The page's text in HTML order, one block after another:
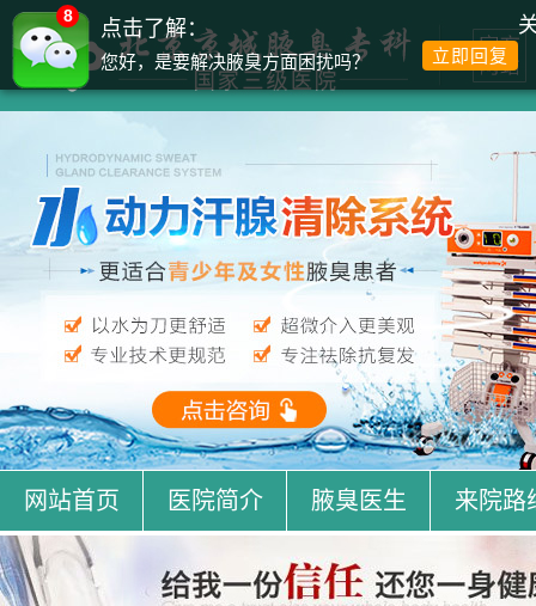
网站首页 医院简介 腋臭医生 来院路
8
点击了解：
您好，是要解决腋臭方面困扰吗？ 立即回复